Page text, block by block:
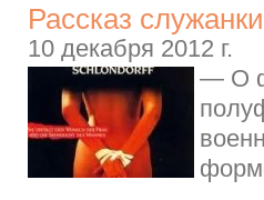
Рассказ
10 декабря 2012 г.
— О